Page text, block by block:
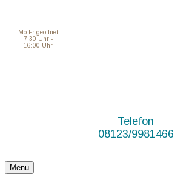
Mo-Fr geöffnet
7:30 Uhr -
16:00 Uhr
Telefon
08123/9981466
Menu